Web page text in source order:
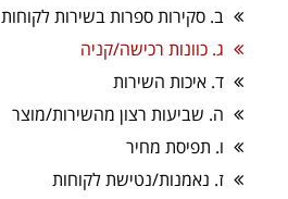
ב. סקירות ספרות בשירות לקוחות
ג. כוונות רכישה/קניה
ד. איכות השירות
ה. שביעות רצון מהשירות/מוצר
ו. תפיסת מחיר
ז. נאמנות/נטישת לקוחות